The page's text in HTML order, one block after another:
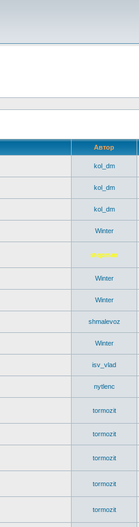
Автор
kol_dm
kol_dm
kol_dm
Winter
stepman
Winter
Winter
shmalevoz
Winter
isv_vlad
nytlenc
tormozit
tormozit
tormozit
tormozit
tormozit